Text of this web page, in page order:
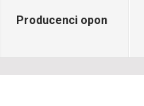
Producenci opon